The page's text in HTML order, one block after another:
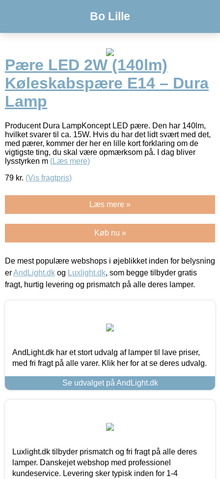
Bo Lille
Pære LED 2W (140lm)
Køleskabspære E14 – Dura
Lamp
Producent Dura LampKoncept LED pære. Den har 140lm,
hvilket svarer til ca. 15W. Hvis du har det lidt svært med det,
med pærer, kommer der her en lille kort forklaring om de
vigtigste ting, du skal være opmærksom på. I dag bliver
lysstyrken m (Læs mere)
79 kr. (Vis fragtpris)
Læs mere »
Køb nu »
De mest populære webshops i øjeblikket inden for belysning
erAndLight.dk og Luxlight.dk, som begge tilbyder gratis
fragt, hurtig levering og prismatch på alle deres lamper.
AndLight.dk har et stort udvalg af lamper til lave priser,
med fri fragt på alle varer. Klik her for at se deres udvalg.
Se udvalget på AndLight.dk
Luxlight.dk tilbyder prismatch og fri fragt på alle deres
lamper. Danskejet webshop med professionel
kundeservice. Levering sker typisk inden for 1-4